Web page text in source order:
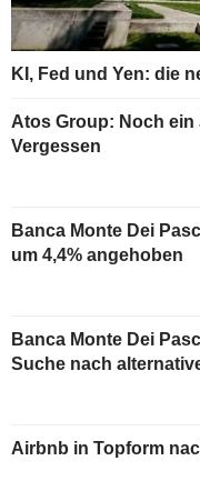
KI, Fed und Yen: die
Atos Group: Noch ein
Vergessen
Banca Monte Dei
um 4,4% angehoben
Banca Monte Dei
Suche nach
Airbnb in Topform